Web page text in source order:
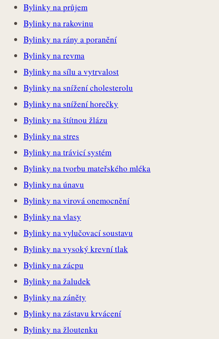
Bylinky na průjem
Bylinky na rakovinu
Bylinky na rány a poranění
Bylinky na revma
Bylinky na sílu a vytrvalost
Bylinky na snížení cholesterolu
Bylinky na snížení horečky
Bylinky na štítnou žlázu
Bylinky na stres
Bylinky na trávicí systém
Bylinky na tvorbu mateřského mléka
Bylinky na únavu
Bylinky na virová onemocnění
Bylinky na vlasy
Bylinky na vylučovací soustavu
Bylinky na vysoký krevní tlak
Bylinky na zácpu
Bylinky na žaludek
Bylinky na záněty
Bylinky na zástavu krvácení
Bylinky na žloutenku